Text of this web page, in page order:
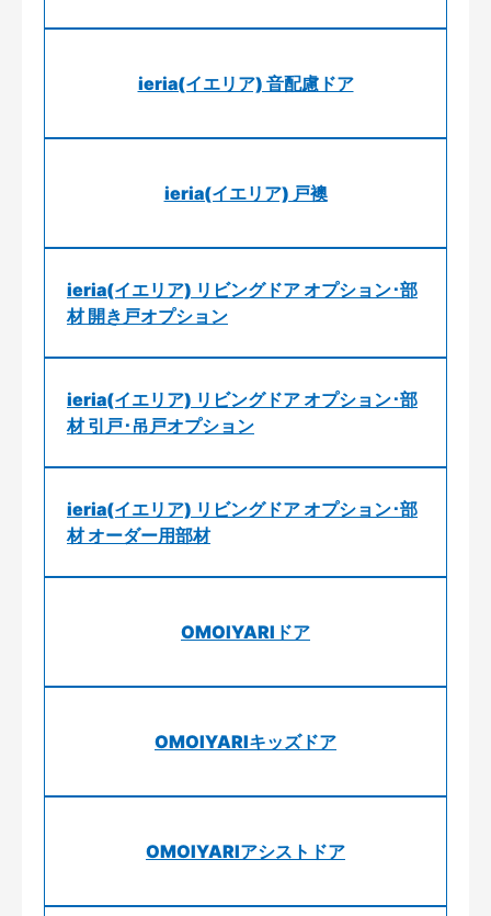
ieria(イエリア) 音配慮ドア
ieria(イエリア) 戸襖
ieria(イエリア) リビングドア オプション･部
材 開き戸オプション
ieria(イエリア) リビングドア オプション･部
材 引戸･吊戸オプション
ieria(イエリア) リビングドア オプション･部
材 オーダー用部材
OMOIYARIドア
OMOIYARIキッズドア
OMOIYARIアシストドア